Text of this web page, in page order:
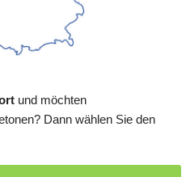
und möchten
Dann wählen Sie den